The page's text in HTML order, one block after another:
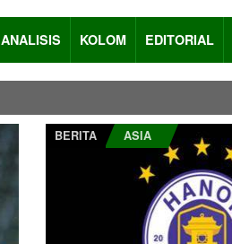
ANALISIS KOLOM EDITORIAL
BERITA ASIA